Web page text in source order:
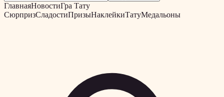
ГлавнаяНовостиГра Тату
СюрпризСладостиПризыНаклейкиТатуМедальоны